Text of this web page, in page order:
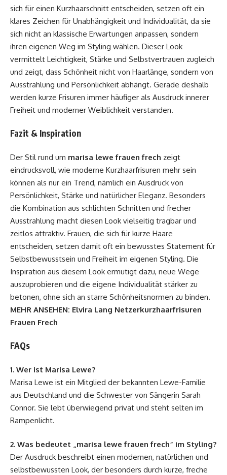
sich für einen Kurzhaarschnitt entscheiden, setzen oft ein
klares Zeichen für Unabhängigkeit und Individualität, da sie
sich nicht an klassische Erwartungen anpassen, sondern
ihren eigenen Weg im Styling wählen. Dieser Look
vermittelt Leichtigkeit, Stärke und Selbstvertrauen zugleich
und zeigt, dass Schönheit nicht von Haarlänge, sondern von
Ausstrahlung und Persönlichkeit abhängt. Gerade deshalb
werden kurze Frisuren immer häufiger als Ausdruck innerer
Freiheit und moderner Weiblichkeit verstanden.
Fazit & Inspiration
Der Stil rund um marisa lewe frauen frech zeigt
eindrucksvoll, wie moderne Kurzhaarfrisuren mehr sein
können als nur ein Trend, nämlich ein Ausdruck von
Persönlichkeit, Stärke und natürlicher Eleganz. Besonders
die Kombination aus schlichten Schnitten und frecher
Ausstrahlung macht diesen Look vielseitig tragbar und
zeitlos attraktiv. Frauen, die sich für kurze Haare
entscheiden, setzen damit oft ein bewusstes Statement für
Selbstbewusstsein und Freiheit im eigenen Styling. Die
Inspiration aus diesem Look ermutigt dazu, neue Wege
auszuprobieren und die eigene Individualität stärker zu
betonen, ohne sich an starre Schönheitsnormen zu binden.
MEHR ANSEHEN: Elvira Lang Netzerkurzhaarfrisuren
Frauen Frech
FAQs
1. Wer ist Marisa Lewe?
Marisa Lewe ist ein Mitglied der bekannten Lewe-Familie
aus Deutschland und die Schwester von Sängerin Sarah
Connor. Sie lebt überwiegend privat und steht selten im
Rampenlicht.
2. Was bedeutet „marisa lewe frauen frech“ im Styling?
Der Ausdruck beschreibt einen modernen, natürlichen und
selbstbewussten Look, der besonders durch kurze, freche